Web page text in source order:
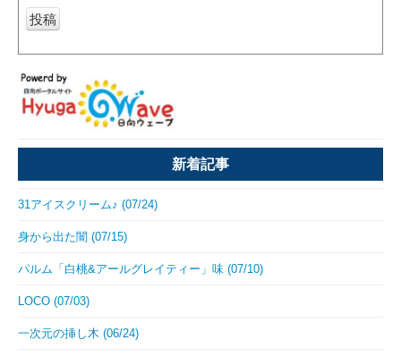
新着記事
31アイスクリーム♪ (07/24)
身から出た闇 (07/15)
パルム「白桃&アールグレイティー」味 (07/10)
LOCO (07/03)
一次元の挿し木 (06/24)